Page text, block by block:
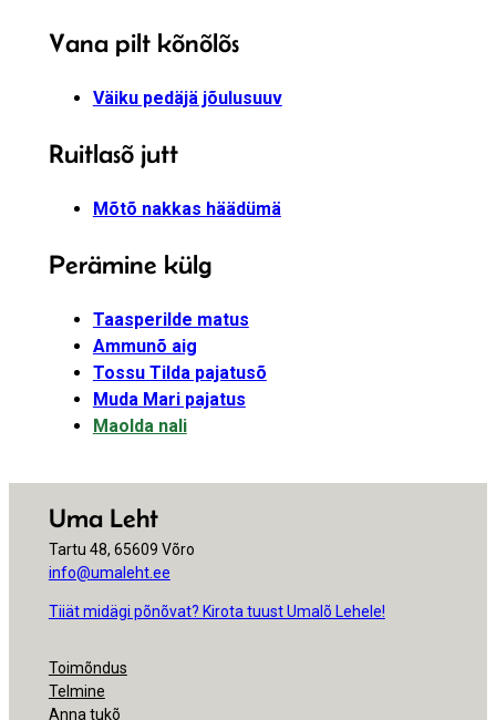
Vana pilt kõnõlõs
Väiku pedäjä jõulusuuv
Ruitlasõ jutt
Mõtõ nakkas häädümä
Perämine külg
Taasperilde matus
Ammunõ aig
Tossu Tilda pajatusõ
Muda Mari pajatus
Maolda nali
Uma Leht
Tartu 48, 65609 Võro
info@umaleht.ee
Tiiät midägi põnõvat? Kirota tuust Umalõ Lehele!
Toimõndus
Telmine
Anna tukõ